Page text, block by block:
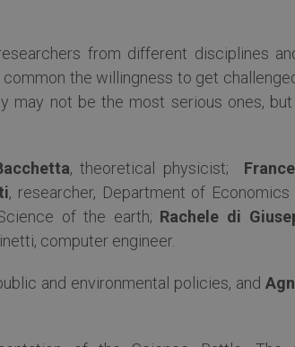
from different disciplines
the willingness to get
may not be the most serious ones,
, theoretical physicist;
, researcher, Department of Economics
of the earth; Rachele di
computer engineer.
and environmental policies, and